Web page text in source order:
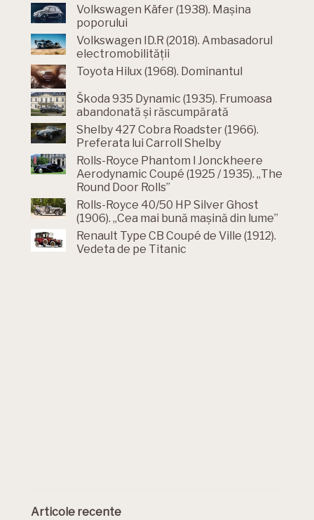
Volkswagen Käfer (1938). Mașina
poporului
Volkswagen ID.R (2018). Ambasadorul
electromobilității
Toyota Hilux (1968). Dominantul
Škoda 935 Dynamic (1935). Frumoasa
abandonată și răscumpărată
Shelby 427 Cobra Roadster (1966).
Preferata lui Carroll Shelby
Rolls-Royce Phantom l Jonckheere
Aerodynamic Coupé (1925 / 1935). „The
Round Door Rolls”
Rolls-Royce 40/50 HP Silver Ghost
(1906). „Cea mai bună mașină din lume”
Renault Type CB Coupé de Ville (1912).
Vedeta de pe Titanic
Articole recente